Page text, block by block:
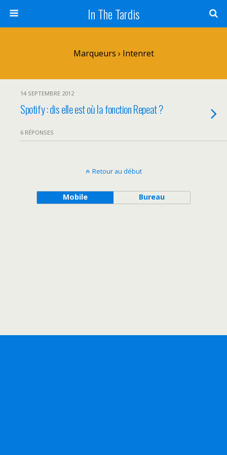
In The Tardis
Marqueurs › Intenret
14 SEPTEMBRE 2012
Spotify : dis elle est où la fonction Repeat ?
6 RÉPONSES
Retour au début
Mobile Bureau